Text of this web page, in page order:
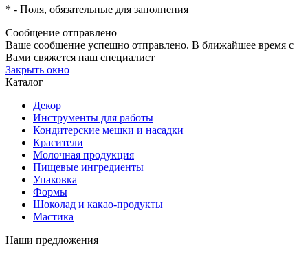
* - Поля, обязательные для заполнения
Сообщение отправлено
Ваше сообщение успешно отправлено. В ближайшее время с
Вами свяжется наш специалист
Закрыть окно
Каталог
Декор
Инструменты для работы
Кондитерские мешки и насадки
Красители
Молочная продукция
Пищевые ингредиенты
Упаковка
Формы
Шоколад и какао-продукты
Мастика
Наши предложения